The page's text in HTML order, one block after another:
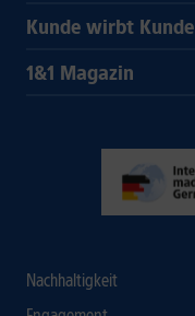
Kunde wirbt Kunde
1&1 Magazin
Nachhaltigkeit